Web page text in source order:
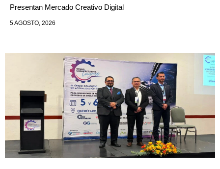
Presentan Mercado Creativo Digital
5 AGOSTO, 2026